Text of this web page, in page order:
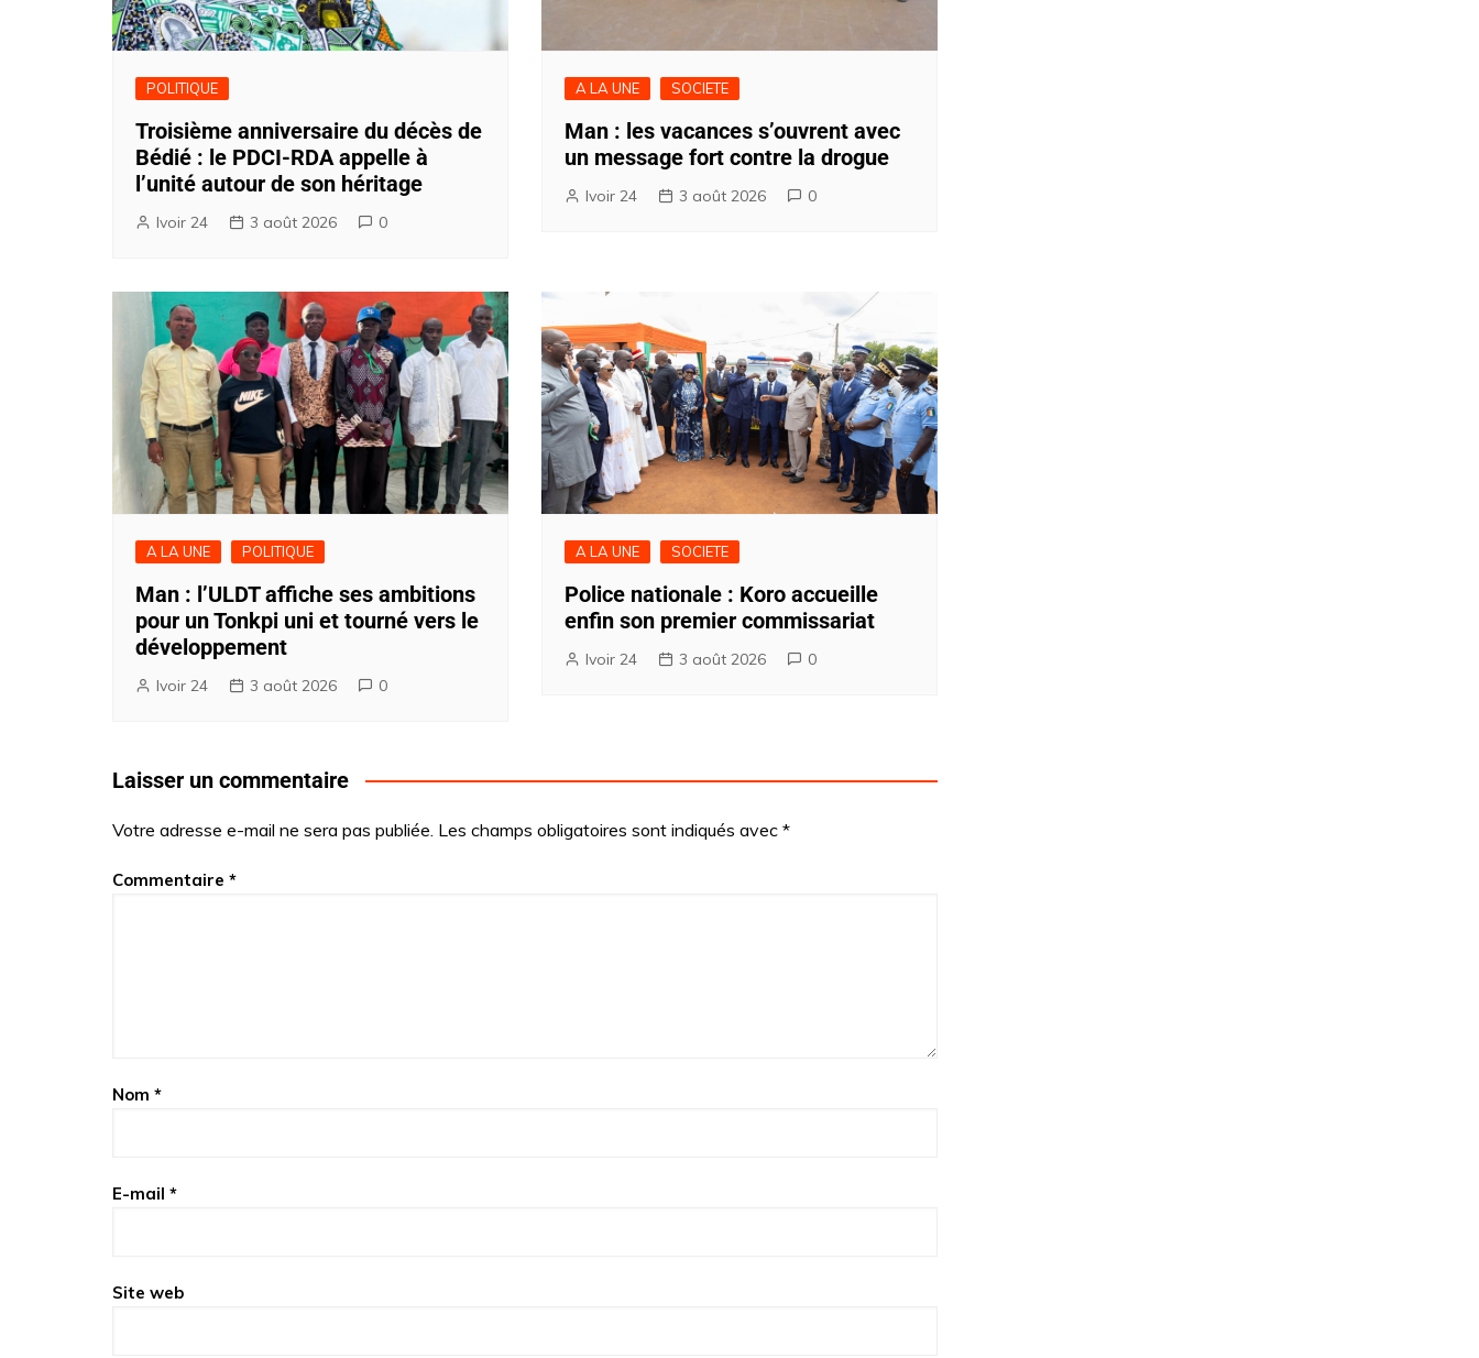
POLITIQUE
Troisième anniversaire du décès de
Bédié : le PDCI-RDA appelle à
l’unité autour de son héritage
Ivoir 24 3 août 2026 0
A LA UNE SOCIETE
Man : les vacances s’ouvrent avec
un message fort contre la drogue
Ivoir 24 3 août 2026 0
A LA UNE POLITIQUE
Man : l’ULDT affiche ses ambitions
pour un Tonkpi uni et tourné vers le
développement
Ivoir 24 3 août 2026 0
A LA UNE SOCIETE
Police nationale : Koro accueille
enfin son premier commissariat
Ivoir 24 3 août 2026 0
Laisser un commentaire
Votre adresse e-mail ne sera pas publiée. Les champs obligatoires sont indiqués avec *
Commentaire *
Nom *
E-mail *
Site web